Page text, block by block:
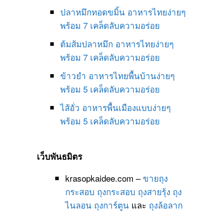
ปลาหมึกทอดขมิ้น อาหารไทยง่ายๆ
พร้อม 7 เคล็ดลับความอร่อย
ต้มส้มปลาหมึก อาหารไทยง่ายๆ
พร้อม 7 เคล็ดลับความอร่อย
ข้าวยำ อาหารไทยพื้นบ้านง่ายๆ
พร้อม 5 เคล็ดลับความอร่อย
ไส้อั่ว อาหารพื้นเมืองแบบง่ายๆ
พร้อม 5 เคล็ดลับความอร่อย
เว็บพันธมิตร
krasopkaidee.com –ขายถุง
กระสอบ ถุงกระสอบ ถุงสายรุ้ง ถุง
ไนลอน ถุงการ์ตูนและ ถุงล้อลาก